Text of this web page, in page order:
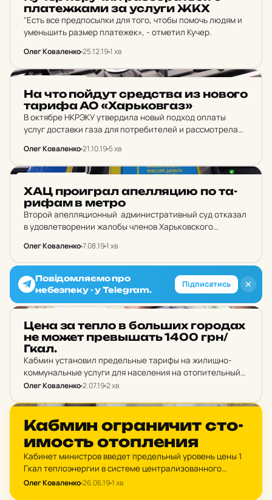
пла­теж­ка­ми за услуги ЖКХ
"Есть все предпосылки для того, чтобы помочь людям и
уменьшить размер платежек», - отметил Кучер.
Олег Коваленко25.12.191 хв
На что пойдут сред­ства из нового
тарифа АО «Харь­ков­газ»
В октябре НКРЭКУ утвердила новый подход оплаты
услуг доставки газа для потребителей и рассмотрела
услуг будет зависеть от объема газа использованного
потребителем за предыдущий…
Олег Коваленко21.10.195 хв
ХАЦ про­иг­рал апел­ля­цию по та­
ри­фам в метро
Второй апелляционный административный суд отказал
в удовлетворении жалобы членов Харьковского
инстанции о закрытии производства в деле об
обжаловании тарифов на проезд в метро.
Олег Коваленко7.08.191 хв
✕
Повідомляємо про
небезпеку - у Telegram.
Підписатись
Цена за тепло в боль­ших го­ро­дах
не может прев­ышать 1400 грн/
Гкал.
Кабмин установил предельные тарифы на жилищно-
коммунальные услуги для населения на отопительный
сезон – 2019/2020.
Олег Коваленко2.07.192 хв
Кабмин ог­ра­ни­чит сто­
и­мость отоп­ле­ния
Кабинет министров введет предельный уровень цены 1
Гкал теплоэнергии в системе централизованного
отопления на уровне 1,4 тысячи гривен.
Олег Коваленко26.06.191 хв